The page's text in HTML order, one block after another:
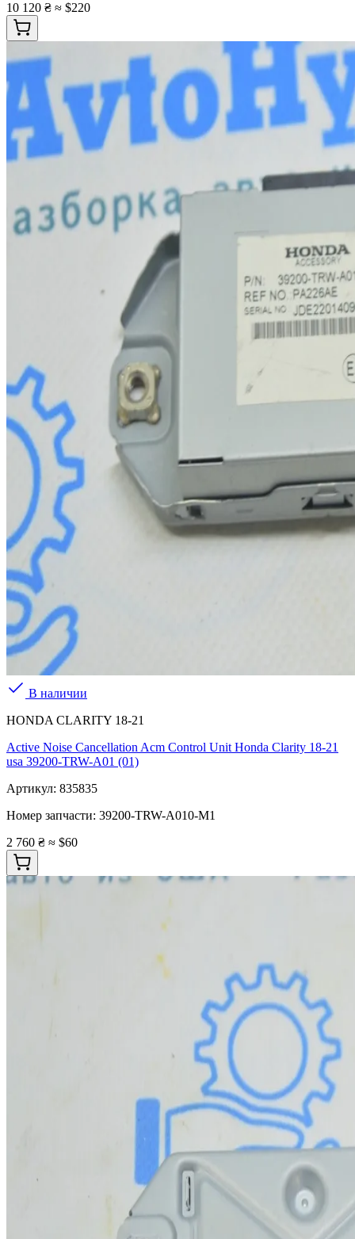
10 120 ₴ ≈ $220
В наличии
HONDA CLARITY 18-21
Active Noise Cancellation Acm Control Unit Honda Clarity 18-21
usa 39200-TRW-A01 (01)
Артикул: 835835
Номер запчасти: 39200-TRW-A010-M1
2 760 ₴ ≈ $60